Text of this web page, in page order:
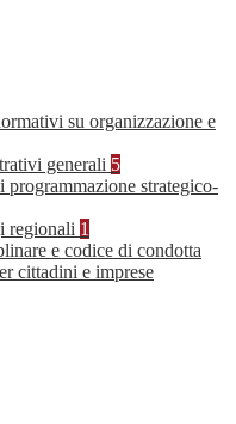
su organizzazione e
generali 5
programmazione strategico-
regionali 1
e codice di condotta
cittadini e imprese